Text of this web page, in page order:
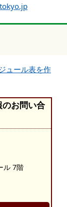
ュール表を作
お問い合
ル 7階